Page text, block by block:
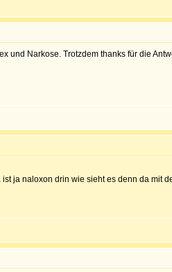
und Narkose. Trotzdem thanks für die
ja naloxon drin wie sieht es denn da mit